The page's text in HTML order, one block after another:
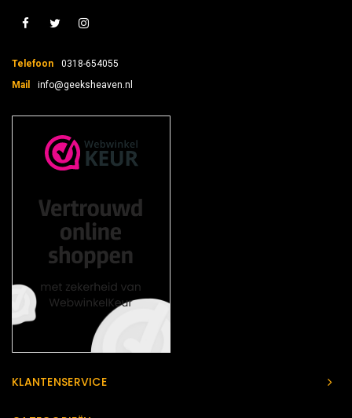
Telefoon
0318-654055
Mail
info@geeksheaven.nl
KLANTENSERVICE